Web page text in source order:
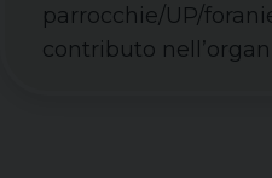
parrocchie/UP/
contributo